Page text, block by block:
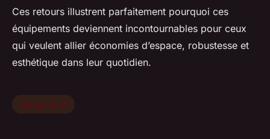
Ces retours illustrent parfaitement pourquoi ces
équipements deviennent incontournables pour ceux
qui veulent allier économies d’espace, robustesse et
esthétique dans leur quotidien.
Equipement